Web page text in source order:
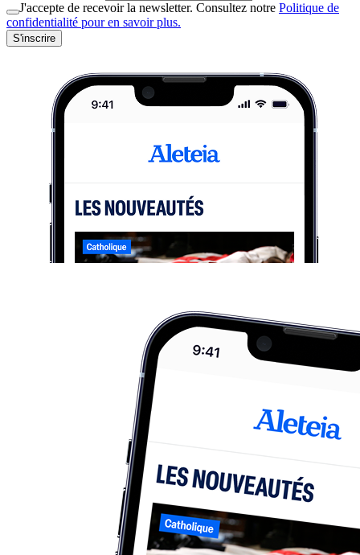
J'accepte de recevoir la newsletter. Consultez notre Politique de
confidentialité pour en savoir plus.
S'inscrire